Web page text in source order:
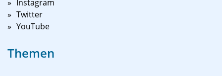
Instagram
Twitter
YouTube
Themen